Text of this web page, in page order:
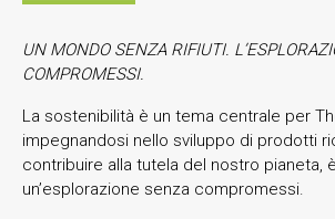
UN MONDO SENZA RIFIUTI.
COMPROMESSI.
La sostenibilità è un tema centrale per
impegnandosi nello sviluppo di prodotti
contribuire alla tutela del nostro pianeta,
un’esplorazione senza compromessi.